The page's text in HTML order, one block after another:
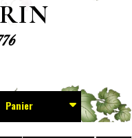
Panier